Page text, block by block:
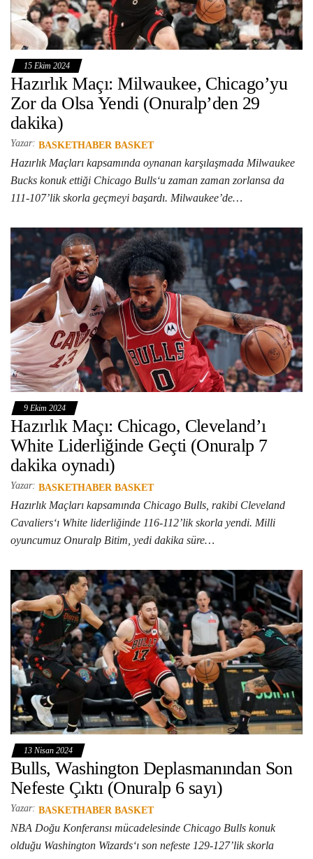
15 Ekim 2024
Hazırlık Maçı: Milwaukee, Chicago’yu
Zor da Olsa Yendi (Onuralp’den 29
dakika)
Yazar: BASKETHABER BASKET
Hazırlık Maçları kapsamında oynanan karşılaşmada Milwaukee
Bucks konuk ettiği Chicago Bulls‘u zaman zaman zorlansa da
111-107’lik skorla geçmeyi başardı. Milwaukee’de…
9 Ekim 2024
Hazırlık Maçı: Chicago, Cleveland’ı
White Liderliğinde Geçti (Onuralp 7
dakika oynadı)
Yazar: BASKETHABER BASKET
Hazırlık Maçları kapsamında Chicago Bulls, rakibi Cleveland
Cavaliers‘ı White liderliğinde 116-112’lik skorla yendi. Milli
oyuncumuz Onuralp Bitim, yedi dakika süre…
13 Nisan 2024
Bulls, Washington Deplasmanından Son
Nefeste Çıktı (Onuralp 6 sayı)
Yazar: BASKETHABER BASKET
NBA Doğu Konferansı mücadelesinde Chicago Bulls konuk
olduğu Washington Wizards‘ı son nefeste 129-127’lik skorla